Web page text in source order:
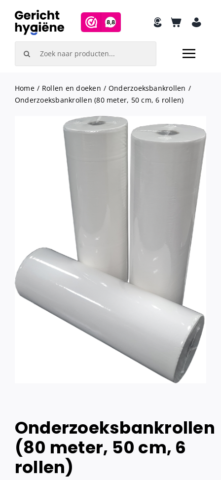
content
Home Rollen en doeken
Onderzoeksbankrollen
Onderzoeksbankrollen (80 meter, 50 cm, 6 rollen)
Onderzoeksbankrollen
(80 meter, 50 cm, 6
rollen)